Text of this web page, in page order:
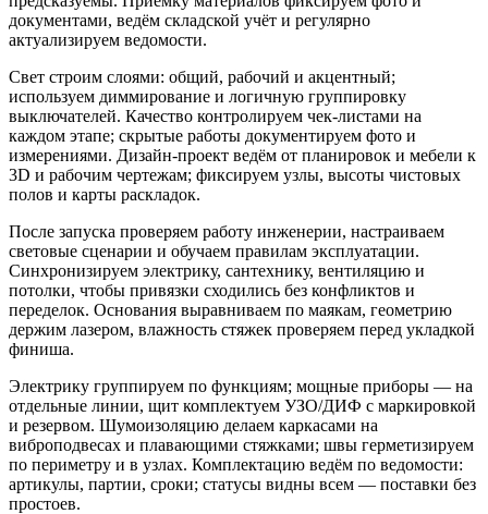
документами, ведём складской учёт и регулярно
актуализируем ведомости.
Свет строим слоями: общий, рабочий и акцентный;
используем диммирование и логичную группировку
выключателей. Качество контролируем чек-листами на
каждом этапе; скрытые работы документируем фото и
измерениями. Дизайн-проект ведём от планировок и мебели к
3D и рабочим чертежам; фиксируем узлы, высоты чистовых
полов и карты раскладок.
После запуска проверяем работу инженерии, настраиваем
световые сценарии и обучаем правилам эксплуатации.
Синхронизируем электрику, сантехнику, вентиляцию и
потолки, чтобы привязки сходились без конфликтов и
переделок. Основания выравниваем по маякам, геометрию
держим лазером, влажность стяжек проверяем перед укладкой
финиша.
Электрику группируем по функциям; мощные приборы — на
отдельные линии, щит комплектуем УЗО/ДИФ с маркировкой
и резервом. Шумоизоляцию делаем каркасами на
виброподвесах и плавающими стяжками; швы герметизируем
по периметру и в узлах. Комплектацию ведём по ведомости:
артикулы, партии, сроки; статусы видны всем — поставки без
простоев.